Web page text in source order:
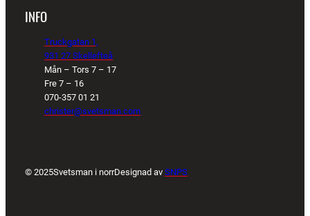
INFO
Truckgatan 1,
931 27 Skellefteå
Mån – Tors 7 – 17
Fre 7 – 16
070-357 01 21
christer@svetsman.com
© 2025Svetsman i norrDesignad av SNPS